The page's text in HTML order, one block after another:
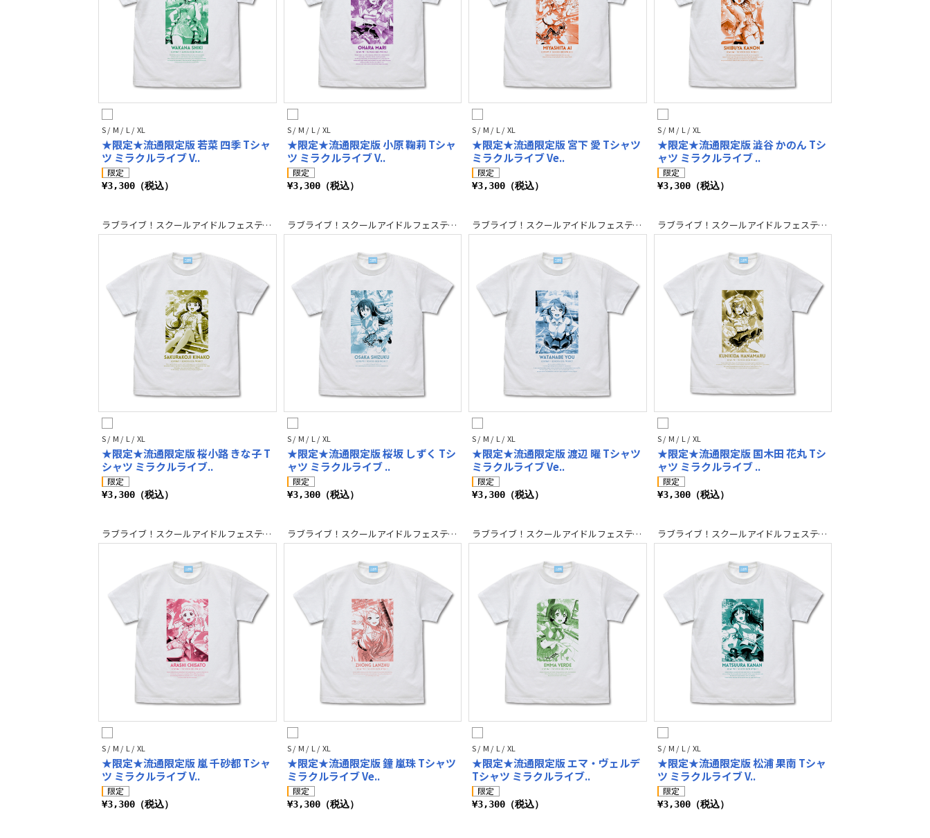
S / M / L / XL
★限定★流通限定版 若菜 四季 Tシャ
ツ ミラクルライブ V..
¥3,300（税込）
S / M / L / XL
★限定★流通限定版 小原 鞠莉 Tシャ
ツ ミラクルライブ V..
¥3,300（税込）
S / M / L / XL
★限定★流通限定版 宮下 愛 Tシャツ
ミラクルライブ Ve..
¥3,300（税込）
S / M / L / XL
★限定★流通限定版 澁谷 かのん Tシ
ャツ ミラクルライブ ..
¥3,300（税込）
ラブライブ！スクールアイドルフェスティバル2 MIRACLE LIVE!
S / M / L / XL
★限定★流通限定版 桜小路 きな子 T
シャツ ミラクルライブ..
¥3,300（税込）
ラブライブ！スクールアイドルフェスティバル2 MIRACLE LIVE!
S / M / L / XL
★限定★流通限定版 桜坂 しずく Tシ
ャツ ミラクルライブ ..
¥3,300（税込）
ラブライブ！スクールアイドルフェスティバル2 MIRACLE LIVE!
S / M / L / XL
★限定★流通限定版 渡辺 曜 Tシャツ
ミラクルライブ Ve..
¥3,300（税込）
ラブライブ！スクールアイドルフェスティバル2 MIRACLE LIVE!
S / M / L / XL
★限定★流通限定版 国木田 花丸 Tシ
ャツ ミラクルライブ ..
¥3,300（税込）
ラブライブ！スクールアイドルフェスティバル2 MIRACLE LIVE!
S / M / L / XL
★限定★流通限定版 嵐 千砂都 Tシャ
ツ ミラクルライブ V..
¥3,300（税込）
ラブライブ！スクールアイドルフェスティバル2 MIRACLE LIVE!
S / M / L / XL
★限定★流通限定版 鐘 嵐珠 Tシャツ
ミラクルライブ Ve..
¥3,300（税込）
ラブライブ！スクールアイドルフェスティバル2 MIRACLE LIVE!
S / M / L / XL
★限定★流通限定版 エマ・ヴェルデ
Tシャツ ミラクルライブ..
¥3,300（税込）
ラブライブ！スクールアイドルフェスティバル2 MIRACLE LIVE!
S / M / L / XL
★限定★流通限定版 松浦 果南 Tシャ
ツ ミラクルライブ V..
¥3,300（税込）